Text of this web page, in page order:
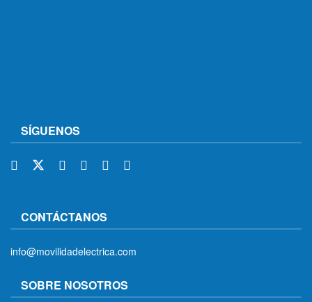
SÍGUENOS
CONTÁCTANOS
info@movilidadelectrica.com
SOBRE NOSOTROS